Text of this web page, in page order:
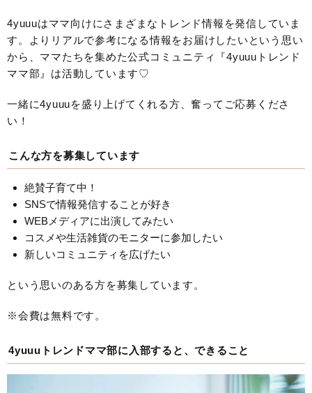
4yuuuはママ向けにさまざまなトレンド情報を発信していま
す。よりリアルで参考になる情報をお届けしたいという思い
から、ママたちを集めた公式コミュニティ『4yuuuトレンド
ママ部』は活動しています♡
一緒に4yuuuを盛り上げてくれる方、奮ってご応募くださ
い！
こんな方を募集しています
絶賛子育て中！
SNSで情報発信することが好き
WEBメディアに出演してみたい
コスメや生活雑貨のモニターに参加したい
新しいコミュニティを広げたい
という思いのある方を募集しています。
※会費は無料です。
4yuuuトレンドママ部に入部すると、できること